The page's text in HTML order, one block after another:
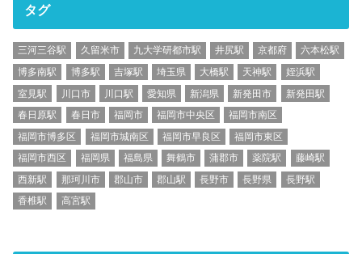
タグ
三河三谷駅 久留米市 九大学研都市駅 井尻駅 京都府
六本松駅
博多南駅
博多駅 吉塚駅 埼玉県 大橋駅 天神駅
姪浜駅
室見駅
川口市 川口駅 愛知県 新潟県 新発田市
新発田駅
春日原駅
春日市 福岡市 福岡市中央区
福岡市南区
福岡市博多区
福岡市城南区 福岡市早良区
福岡市東区
福岡市西区
福岡県 福島県 舞鶴市 蒲郡市 薬院駅
藤崎駅
西新駅
那珂川市 郡山市 郡山駅 長野市 長野県
長野駅
香椎駅
高宮駅